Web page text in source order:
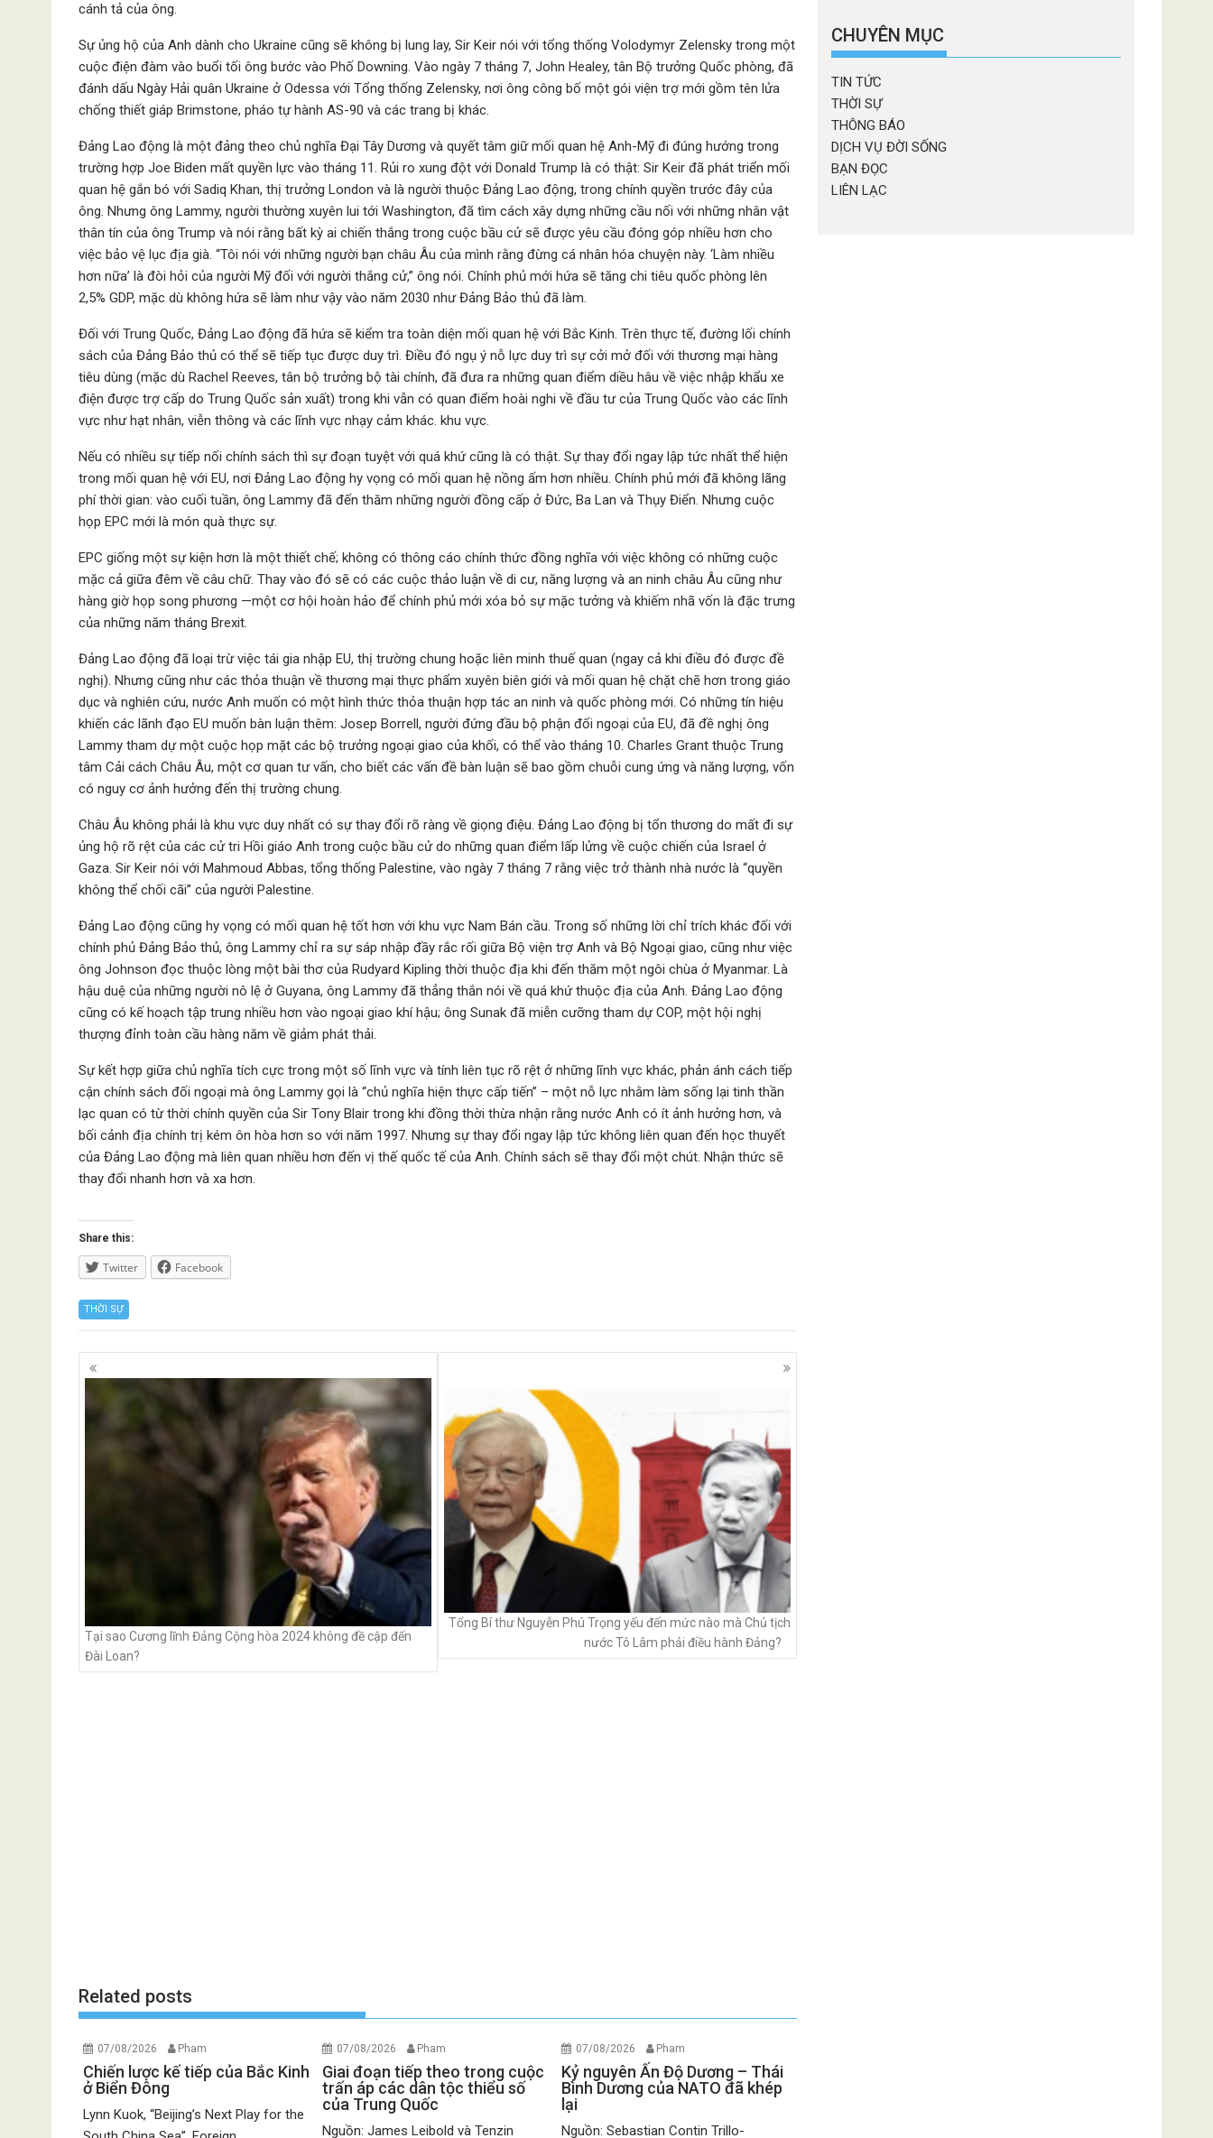
cánh tả của ông.
Sự ủng hộ của Anh dành cho Ukraine cũng sẽ không bị lung lay, Sir Keir nói với tổng thống Volodymyr Zelensky trong một
cuộc điện đàm vào buổi tối ông bước vào Phố Downing. Vào ngày 7 tháng 7, John Healey, tân Bộ trưởng Quốc phòng, đã
đánh dấu Ngày Hải quân Ukraine ở Odessa với Tổng thống Zelensky, nơi ông công bố một gói viện trợ mới gồm tên lửa
chống thiết giáp Brimstone, pháo tự hành AS-90 và các trang bị khác.
Đảng Lao động là một đảng theo chủ nghĩa Đại Tây Dương và quyết tâm giữ mối quan hệ Anh-Mỹ đi đúng hướng trong
trường hợp Joe Biden mất quyền lực vào tháng 11. Rủi ro xung đột với Donald Trump là có thật: Sir Keir đã phát triển mối
quan hệ gắn bó với Sadiq Khan, thị trưởng London và là người thuộc Đảng Lao động, trong chính quyền trước đây của
ông. Nhưng ông Lammy, người thường xuyên lui tới Washington, đã tìm cách xây dựng những cầu nối với những nhân vật
thân tín của ông Trump và nói rằng bất kỳ ai chiến thắng trong cuộc bầu cử sẽ được yêu cầu đóng góp nhiều hơn cho
việc bảo vệ lục địa già. “Tôi nói với những người bạn châu Âu của mình rằng đừng cá nhân hóa chuyện này. ‘Làm nhiều
hơn nữa’ là đòi hỏi của người Mỹ đối với người thắng cử,” ông nói. Chính phủ mới hứa sẽ tăng chi tiêu quốc phòng lên
2,5% GDP, mặc dù không hứa sẽ làm như vậy vào năm 2030 như Đảng Bảo thủ đã làm.
Đối với Trung Quốc, Đảng Lao động đã hứa sẽ kiểm tra toàn diện mối quan hệ với Bắc Kinh. Trên thực tế, đường lối chính
sách của Đảng Bảo thủ có thể sẽ tiếp tục được duy trì. Điều đó ngụ ý nỗ lực duy trì sự cởi mở đối với thương mại hàng
tiêu dùng (mặc dù Rachel Reeves, tân bộ trưởng bộ tài chính, đã đưa ra những quan điểm diều hâu về việc nhập khẩu xe
điện được trợ cấp do Trung Quốc sản xuất) trong khi vẫn có quan điểm hoài nghi về đầu tư của Trung Quốc vào các lĩnh
vực như hạt nhân, viễn thông và các lĩnh vực nhạy cảm khác. khu vực.
Nếu có nhiều sự tiếp nối chính sách thì sự đoạn tuyệt với quá khứ cũng là có thật. Sự thay đổi ngay lập tức nhất thể hiện
trong mối quan hệ với EU, nơi Đảng Lao động hy vọng có mối quan hệ nồng ấm hơn nhiều. Chính phủ mới đã không lãng
phí thời gian: vào cuối tuần, ông Lammy đã đến thăm những người đồng cấp ở Đức, Ba Lan và Thụy Điển. Nhưng cuộc
họp EPC mới là món quà thực sự.
EPC giống một sự kiện hơn là một thiết chế; không có thông cáo chính thức đồng nghĩa với việc không có những cuộc
mặc cả giữa đêm về câu chữ. Thay vào đó sẽ có các cuộc thảo luận về di cư, năng lượng và an ninh châu Âu cũng như
hàng giờ họp song phương —một cơ hội hoàn hảo để chính phủ mới xóa bỏ sự mặc tưởng và khiếm nhã vốn là đặc trưng
của những năm tháng Brexit.
Đảng Lao động đã loại trừ việc tái gia nhập EU, thị trường chung hoặc liên minh thuế quan (ngay cả khi điều đó được đề
nghị). Nhưng cũng như các thỏa thuận về thương mại thực phẩm xuyên biên giới và mối quan hệ chặt chẽ hơn trong giáo
dục và nghiên cứu, nước Anh muốn có một hình thức thỏa thuận hợp tác an ninh và quốc phòng mới. Có những tín hiệu
khiến các lãnh đạo EU muốn bàn luận thêm: Josep Borrell, người đứng đầu bộ phận đối ngoại của EU, đã đề nghị ông
Lammy tham dự một cuộc họp mặt các bộ trưởng ngoại giao của khối, có thể vào tháng 10. Charles Grant thuộc Trung
tâm Cải cách Châu Âu, một cơ quan tư vấn, cho biết các vấn đề bàn luận sẽ bao gồm chuỗi cung ứng và năng lượng, vốn
có nguy cơ ảnh hưởng đến thị trường chung.
Châu Âu không phải là khu vực duy nhất có sự thay đổi rõ ràng về giọng điệu. Đảng Lao động bị tổn thương do mất đi sự
ủng hộ rõ rệt của các cử tri Hồi giáo Anh trong cuộc bầu cử do những quan điểm lấp lửng về cuộc chiến của Israel ở
Gaza. Sir Keir nói với Mahmoud Abbas, tổng thống Palestine, vào ngày 7 tháng 7 rằng việc trở thành nhà nước là “quyền
không thể chối cãi” của người Palestine.
Đảng Lao động cũng hy vọng có mối quan hệ tốt hơn với khu vực Nam Bán cầu. Trong số những lời chỉ trích khác đối với
chính phủ Đảng Bảo thủ, ông Lammy chỉ ra sự sáp nhập đầy rắc rối giữa Bộ viện trợ Anh và Bộ Ngoại giao, cũng như việc
ông Johnson đọc thuộc lòng một bài thơ của Rudyard Kipling thời thuộc địa khi đến thăm một ngôi chùa ở Myanmar. Là
hậu duệ của những người nô lệ ở Guyana, ông Lammy đã thẳng thắn nói về quá khứ thuộc địa của Anh. Đảng Lao động
cũng có kế hoạch tập trung nhiều hơn vào ngoại giao khí hậu; ông Sunak đã miễn cưỡng tham dự COP, một hội nghị
thượng đỉnh toàn cầu hàng năm về giảm phát thải.
Sự kết hợp giữa chủ nghĩa tích cực trong một số lĩnh vực và tính liên tục rõ rệt ở những lĩnh vực khác, phản ánh cách tiếp
cận chính sách đối ngoại mà ông Lammy gọi là “chủ nghĩa hiện thực cấp tiến” – một nỗ lực nhằm làm sống lại tinh thần
lạc quan có từ thời chính quyền của Sir Tony Blair trong khi đồng thời thừa nhận rằng nước Anh có ít ảnh hưởng hơn, và
bối cảnh địa chính trị kém ôn hòa hơn so với năm 1997. Nhưng sự thay đổi ngay lập tức không liên quan đến học thuyết
của Đảng Lao động mà liên quan nhiều hơn đến vị thế quốc tế của Anh. Chính sách sẽ thay đổi một chút. Nhận thức sẽ
thay đổi nhanh hơn và xa hơn.
Share this:
Twitter Facebook
THỜI SỰ
Posts
navigation
Tại sao Cương lĩnh Đảng Cộng hòa 2024 không đề cập đến
Đài Loan?
Tổng Bí thư Nguyễn Phú Trọng yếu đến mức nào mà Chủ tịch
nước Tô Lâm phải điều hành Đảng?
Related posts
07/08/2026 Pham
Chiến lược kế tiếp của Bắc Kinh
ở Biển Đông
Lynn Kuok, “Beijing’s Next Play for the
07/08/2026 Pham
Giai đoạn tiếp theo trong cuộc
trấn áp các dân tộc thiểu số
của Trung Quốc
Nguồn: James Leibold và Tenzin
07/08/2026 Pham
Kỷ nguyên Ấn Độ Dương – Thái
Bình Dương của NATO đã khép
lại
Nguồn: Sebastian Contin Trillo-
mục
CHUYÊN MỤC
TIN TỨC
THỜI SỰ
THÔNG BÁO
DỊCH VỤ ĐỜI SỐNG
BẠN ĐỌC
LIÊN LẠC